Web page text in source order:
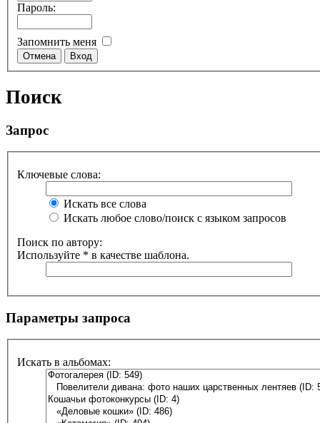
Пароль:
Запомнить меня
Поиск
Запрос
Ключевые слова:
Искать все слова
Искать любое слово/поиск с языком запросов
Поиск по автору:
Используйте * в качестве шаблона.
Параметры запроса
Искать в альбомах: